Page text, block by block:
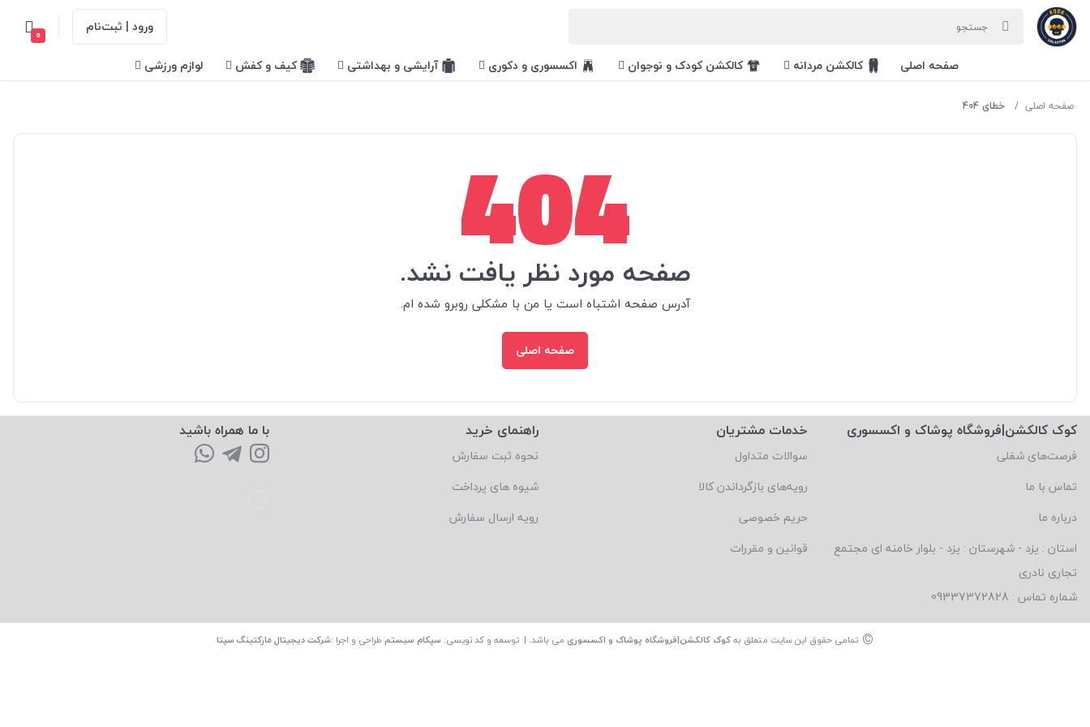
ورود | ثبت‌نام 0
صفحه اصلی کالکشن مردانه کالکشن کودک و نوجوان اکسسوری و دکوری آرایشی و بهداشتی کیف و کفش لوازم ورزشی
صفحه اصلی خطای 404
404
صفحه مورد نظر یافت نشد.
آدرس صفحه اشتباه است یا من با مشکلی روبرو شده ام.
صفحه اصلی
کوک کالکشن|فروشگاه پوشاک و اکسسوری
فرصت‌های شغلی
تماس با ما
درباره ما
استان : یزد - شهرستان : یزد - بلوار خامنه ای مجتمع
تجاری نادری
شماره تماس : 09337372828
خدمات مشتریان
سوالات متداول
رویه‌های بازگرداندن کالا
حریم خصوصی
قوانین و مقررات
راهنمای خرید
نحوه ثبت سفارش
شیوه های پرداخت
رویه ارسال سفارش
با ما همراه باشید
© تمامی حقوق این سایت متعلق بهکوک کالکشن|فروشگاه پوشاک و اکسسوری می باشد. | توسعه و کد نویسی: سپکام سیستم طراحی و اجرا :شرکت دیجیتال مارکتینگ سپتا